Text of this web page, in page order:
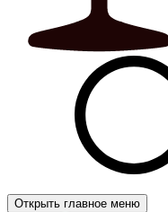
Открыть главное меню